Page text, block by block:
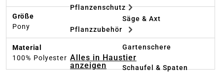
Pflanzenschutz
Pflanzzubehör
Alles in Haustier
anzeigen
Säge & Axt
Gartenschere
Schaufel & Spaten
Größe
Pony
Material
100% Polyester